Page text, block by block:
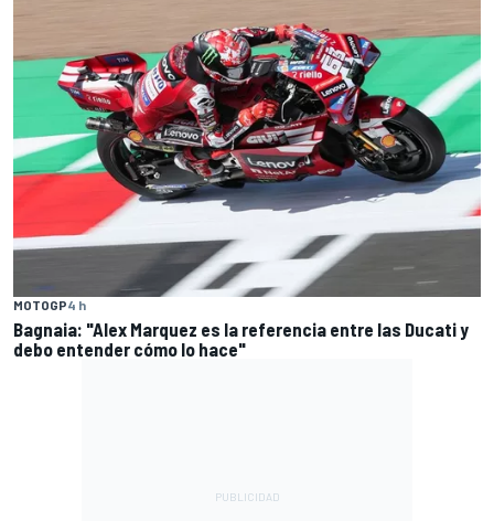
MOTOGP4 h
Bagnaia: "Alex Marquez es la referencia entre las Ducati y
debo entender cómo lo hace"